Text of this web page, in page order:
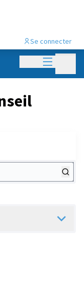
Menu
Se connecter